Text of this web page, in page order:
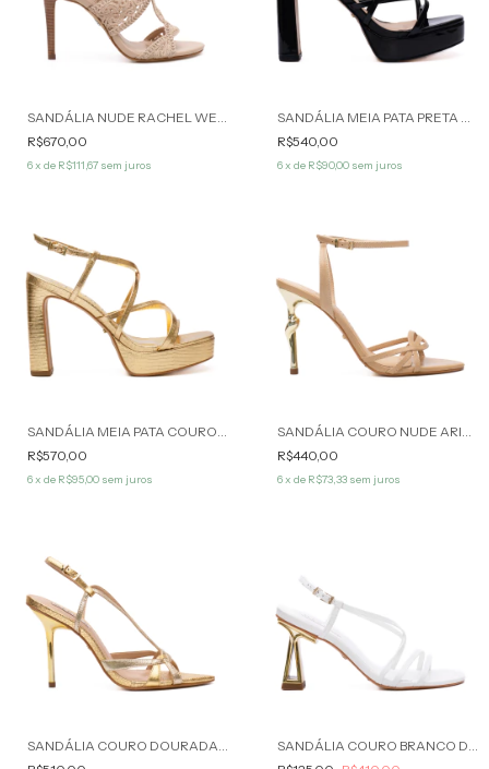
R$670,00
6x de R$111,67 sem juros
R$540,00
6x de R$90,00 sem juros
R$570,00
6x de R$95,00 sem juros
R$440,00
6x de R$73,33 sem juros